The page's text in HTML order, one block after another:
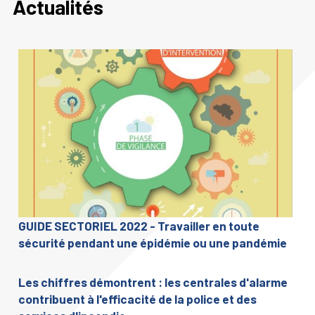
Actualités
GUIDE SECTORIEL 2022 - Travailler en toute
sécurité pendant une épidémie ou une pandémie
Les chiffres démontrent : les centrales d'alarme
contribuent à l'efficacité de la police et des